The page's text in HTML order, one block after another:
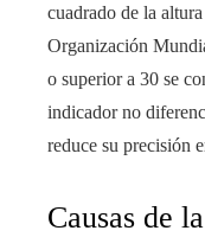
cuadrado de la
Organización
o superior a 30 se
indicador no
reduce su precisión
Causas de